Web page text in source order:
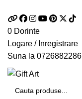
0 Dorinte
Logare / Inregistrare
Suna la 0726882286